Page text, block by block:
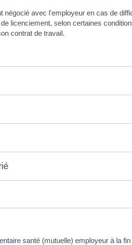
négocié avec l'employeur en cas de
licenciement, selon certaines
contrat de travail.
santé (mutuelle) employeur à la